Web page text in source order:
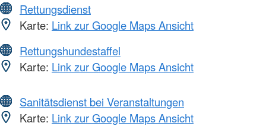
Rettungsdienst
Karte: Link zur Google Maps Ansicht
Rettungshundestaffel
Karte: Link zur Google Maps Ansicht
Sanitätsdienst bei Veranstaltungen
Karte: Link zur Google Maps Ansicht